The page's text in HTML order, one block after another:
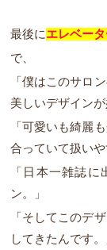
最後にエレベー
で、
「僕はこのサロ
美しいデザインが
「可愛いも綺麗
合っていて扱いや
「日本一雑誌
ン。」
「そしてこのデ
してきたんです。